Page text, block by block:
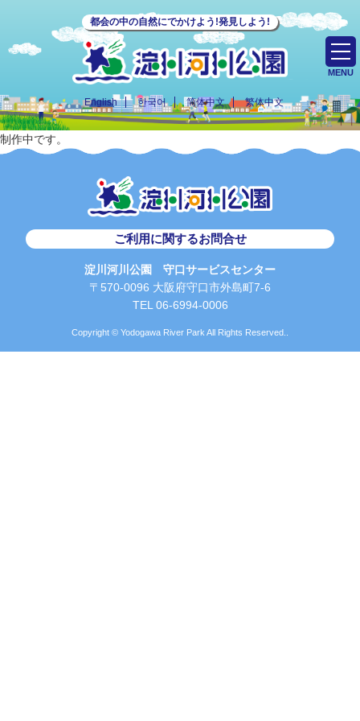
都会の中の自然にでかけよう!発見しよう!
English 한국어 简体中文 繁体中文
MENU
制作中です。
ご利用に関するお問合せ
淀川河川公園 守口サービスセンター
〒570-0096 大阪府守口市外島町7-6
TEL 06-6994-0006
Copyright © Yodogawa River Park All Rights Reserved..